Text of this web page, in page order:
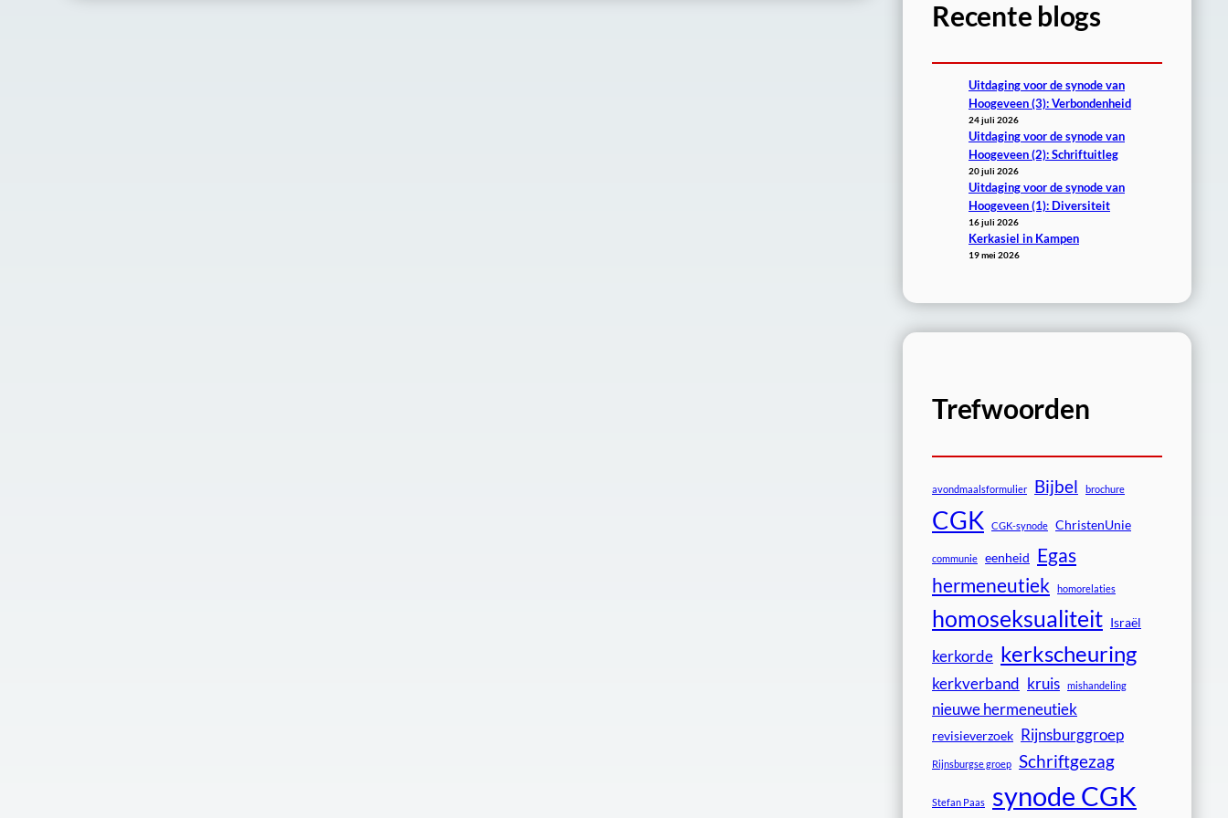
Recente blogs
Uitdaging voor de synode van
Hoogeveen (3): Verbondenheid
24 juli 2026
Uitdaging voor de synode van
Hoogeveen (2): Schriftuitleg
20 juli 2026
Uitdaging voor de synode van
Hoogeveen (1): Diversiteit
16 juli 2026
Kerkasiel in Kampen
19 mei 2026
Trefwoorden
avondmaalsformulier Bijbel brochure
CGK CGK-synode ChristenUnie
communie eenheid Egas
hermeneutiek
homorelaties
homoseksualiteit Israël
kerkorde kerkscheuring
kerkverband kruis mishandeling
nieuwe hermeneutiek
revisieverzoek Rijnsburggroep
Rijnsburgse groep Schriftgezag
Stefan Paas synode CGK